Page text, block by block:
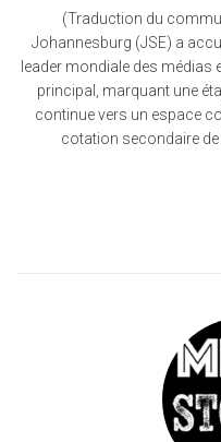
(Traduction du
Johannesburg (JSE) a
leader mondiale des
principal, marquant une
continue vers un espace
cotation secondaire de